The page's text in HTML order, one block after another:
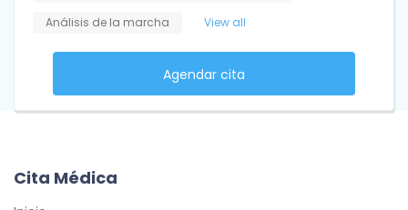
Análisis de la marcha
View all
Agendar cita
Cita Médica